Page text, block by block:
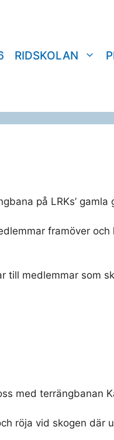
RIDSKOLAN
på LRKs’ gamla
framöver och
till medlemmar som
med terrängbanan
röja vid skogen där